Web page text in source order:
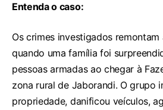
Entenda o caso:
Os crimes investigados
quando uma família foi
pessoas armadas ao chegar à
zona rural de Jaborandi. O grupo
propriedade, danificou veículos,